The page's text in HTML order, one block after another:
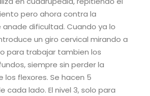
pero ahora contra la
anade dificultad. Cuando ya lo
un giro cervical mirando a
para trabajar tambien los
siempre sin perder la
los flexores. Se hacen 5
cada lado. El nivel 3, solo para